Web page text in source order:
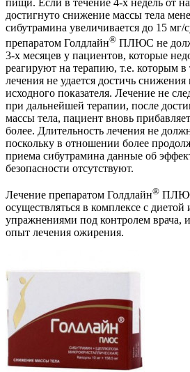
достигнуто снижение массы тела
сибутрамина увеличивается до 15 мг/
препаратом Голдлайн® ПЛЮС не
3‑х месяцев у пациентов, которые
реагируют на терапию, т.е. которым в
лечения не удается достичь
исходного показателя. Лечение не
при дальнейшей терапии, после
массы тела, пациент вновь
более. Длительность лечения не
поскольку в отношении более
приема сибутрамина данные об
безопасности отсутствуют.
Лечение препаратом Голдлайн®
осуществляться в комплексе с
упражнениями под контролем врача,
опыт лечения ожирения.